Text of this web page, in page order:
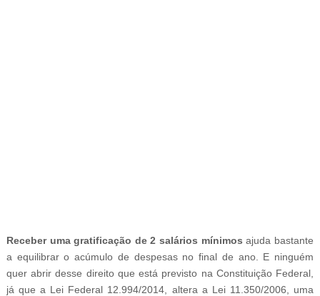
Receber uma gratificação de 2 salários mínimos ajuda bastante
a equilibrar o acúmulo de despesas no final de ano. E ninguém
quer abrir desse direito que está previsto na Constituição Federal,
já que a Lei Federal 12.994/2014, altera a Lei 11.350/2006, uma